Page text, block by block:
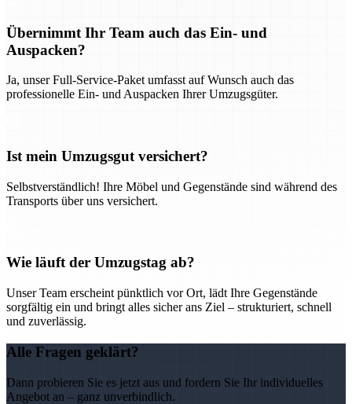
Übernimmt Ihr Team auch das Ein- und
Auspacken?
Ja, unser Full-Service-Paket umfasst auf Wunsch auch das
professionelle Ein- und Auspacken Ihrer Umzugsgüter.
Ist mein Umzugsgut versichert?
Selbstverständlich! Ihre Möbel und Gegenstände sind während des
Transports über uns versichert.
Wie läuft der Umzugstag ab?
Unser Team erscheint pünktlich vor Ort, lädt Ihre Gegenstände
sorgfältig ein und bringt alles sicher ans Ziel – strukturiert, schnell
und zuverlässig.
Alle Fragen geklärt?
Dann probieren Sie es jetzt aus und fordern Sie Ihr individuelles
Angebot an – ganz unverbindlich.